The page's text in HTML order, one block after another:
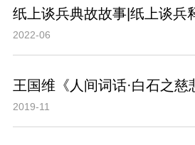
纸上谈兵典故故事|纸上谈兵
2022-06
王国维《人间词话·白石之慈
2019-11